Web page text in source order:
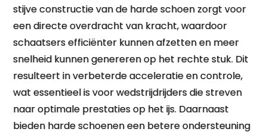
stijve constructie van de harde schoen zorgt voor
een directe overdracht van kracht, waardoor
schaatsers efficiënter kunnen afzetten en meer
snelheid kunnen genereren op het rechte stuk. Dit
resulteert in verbeterde acceleratie en controle,
wat essentieel is voor wedstrijdrijders die streven
naar optimale prestaties op het ijs. Daarnaast
bieden harde schoenen een betere ondersteuning